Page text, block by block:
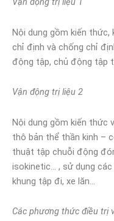
Nội dung gồm kiến thức,
chỉ định và chống chỉ
động tập, chủ động tập
Vận động trị liệu 2
Nội dung gồm kiến thức
thô bản thể thần kinh –
thuật tập chuỗi động
isokinetic… , sử dụng
khung tập đi, xe lăn…
Các phương thức điều trị